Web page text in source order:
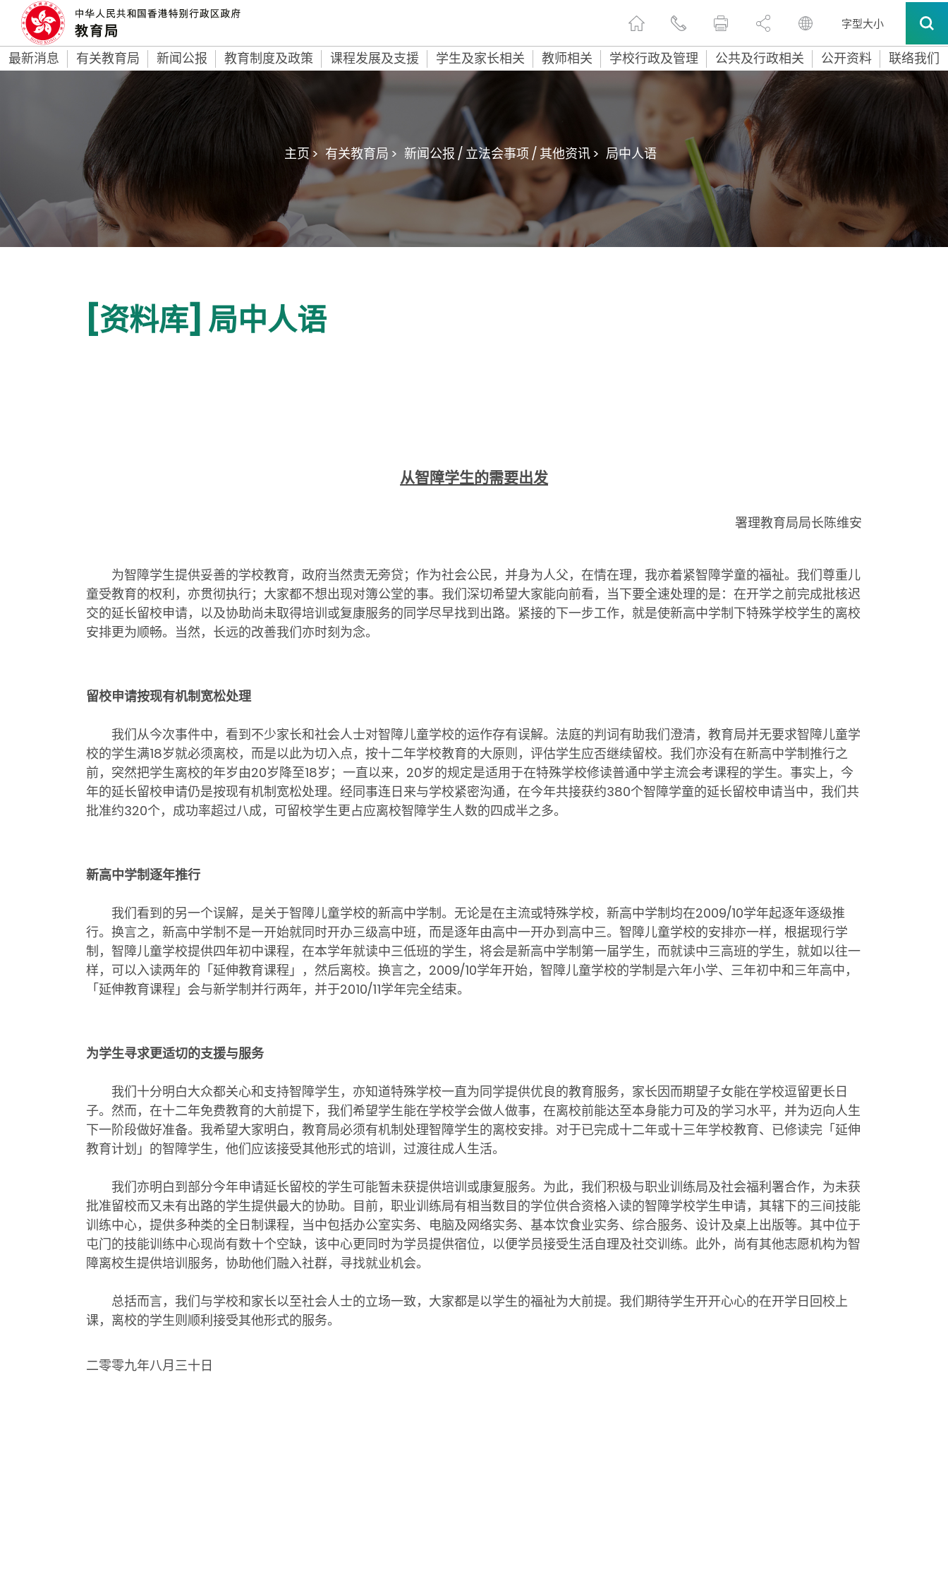
字型大小
最新消息 有关教育局 新闻公报 教育制度及政策 课程发展及支援 学生及家长相关 教师相关 学校行政及管理 公共及行政相关 公开资料 联络我们
主页 > 有关教育局 > 新闻公报 / 立法会事项 / 其他资讯 > 局中人语
[资料库] 局中人语
从智障学生的需要出发
署理教育局局长陈维安
为智障学生提供妥善的学校教育，政府当然责无旁贷；作为社会公民，并身为人父，在情在理，我亦着紧智障学童的福祉。我们尊重儿
童受教育的权利，亦贯彻执行；大家都不想出现对簿公堂的事。我们深切希望大家能向前看，当下要全速处理的是：在开学之前完成批核迟
交的延长留校申请，以及协助尚未取得培训或复康服务的同学尽早找到出路。紧接的下一步工作，就是使新高中学制下特殊学校学生的离校
安排更为顺畅。当然，长远的改善我们亦时刻为念。
留校申请按现有机制宽松处理
我们从今次事件中，看到不少家长和社会人士对智障儿童学校的运作存有误解。法庭的判词有助我们澄清，教育局并无要求智障儿童学
校的学生满18岁就必须离校，而是以此为切入点，按十二年学校教育的大原则，评估学生应否继续留校。我们亦没有在新高中学制推行之
前，突然把学生离校的年岁由20岁降至18岁；一直以来，20岁的规定是适用于在特殊学校修读普通中学主流会考课程的学生。事实上，今
年的延长留校申请仍是按现有机制宽松处理。经同事连日来与学校紧密沟通，在今年共接获约380个智障学童的延长留校申请当中，我们共
批准约320个，成功率超过八成，可留校学生更占应离校智障学生人数的四成半之多。
新高中学制逐年推行
我们看到的另一个误解，是关于智障儿童学校的新高中学制。无论是在主流或特殊学校，新高中学制均在2009/10学年起逐年逐级推
行。换言之，新高中学制不是一开始就同时开办三级高中班，而是逐年由高中一开办到高中三。智障儿童学校的安排亦一样，根据现行学
制，智障儿童学校提供四年初中课程，在本学年就读中三低班的学生，将会是新高中学制第一届学生，而就读中三高班的学生，就如以往一
样，可以入读两年的「延伸教育课程」，然后离校。换言之，2009/10学年开始，智障儿童学校的学制是六年小学、三年初中和三年高中，
「延伸教育课程」会与新学制并行两年，并于2010/11学年完全结束。
为学生寻求更适切的支援与服务
我们十分明白大众都关心和支持智障学生，亦知道特殊学校一直为同学提供优良的教育服务，家长因而期望子女能在学校逗留更长日
子。然而，在十二年免费教育的大前提下，我们希望学生能在学校学会做人做事，在离校前能达至本身能力可及的学习水平，并为迈向人生
下一阶段做好准备。我希望大家明白，教育局必须有机制处理智障学生的离校安排。对于已完成十二年或十三年学校教育、已修读完「延伸
教育计划」的智障学生，他们应该接受其他形式的培训，过渡往成人生活。
我们亦明白到部分今年申请延长留校的学生可能暂未获提供培训或康复服务。为此，我们积极与职业训练局及社会福利署合作，为未获
批准留校而又未有出路的学生提供最大的协助。目前，职业训练局有相当数目的学位供合资格入读的智障学校学生申请，其辖下的三间技能
训练中心，提供多种类的全日制课程，当中包括办公室实务、电脑及网络实务、基本饮食业实务、综合服务、设计及桌上出版等。其中位于
屯门的技能训练中心现尚有数十个空缺，该中心更同时为学员提供宿位，以便学员接受生活自理及社交训练。此外，尚有其他志愿机构为智
障离校生提供培训服务，协助他们融入社群，寻找就业机会。
总括而言，我们与学校和家长以至社会人士的立场一致，大家都是以学生的福祉为大前提。我们期待学生开开心心的在开学日回校上
课，离校的学生则顺利接受其他形式的服务。
二零零九年八月三十日